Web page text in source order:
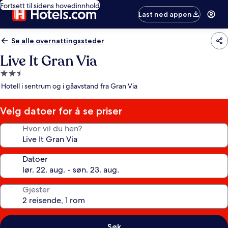
Fortsett til sidens hovedinnhold
Last ned appen
Se alle overnattingssteder
Live It Gran Via
Overnattingssted
med
stjerner
Hotell i sentrum og i gåavstand fra Gran Via
Velg datoer for å se priser
Hvor vil du hen?
Datoer
Gjester